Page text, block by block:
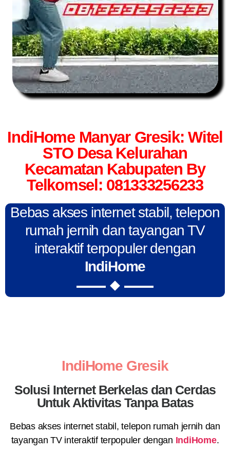
IndiHome Manyar Gresik: Witel
STO Desa Kelurahan
Kecamatan Kabupaten By
Telkomsel: 081333256233
Bebas akses internet stabil, telepon
rumah jernih dan tayangan TV
interaktif terpopuler dengan
IndiHome
IndiHome Gresik
Solusi Internet Berkelas dan Cerdas
Untuk Aktivitas Tanpa Batas
Bebas akses internet stabil, telepon rumah jernih dan
tayangan TV interaktif terpopuler dengan IndiHome.